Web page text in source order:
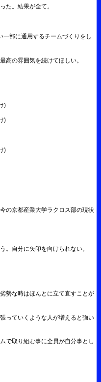
た。結果が全て。
部に通用するチームづくりをし
高の雰囲気を続けてほしい。
)
)
)
の京都産業大学ラクロス部の現状
。自分に矢印を向けられない。
勢な時はほんとに立て直すことが
っていくような人が増えると強い
で取り組む事に全員が自分事とし